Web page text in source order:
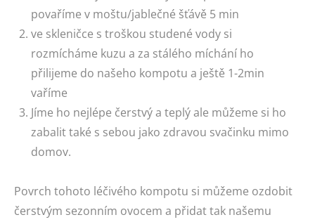
povaříme v moštu/jablečné šťávě 5 min
ve skleničce s troškou studené vody si
rozmícháme kuzu a za stálého míchání ho
přilijeme do našeho kompotu a ještě 1-2min
vaříme
Jíme ho nejlépe čerstvý a teplý ale můžeme si ho
zabalit také s sebou jako zdravou svačinku mimo
domov.
Povrch tohoto léčivého kompotu si můžeme ozdobit
čerstvým sezonním ovocem a přidat tak našemu